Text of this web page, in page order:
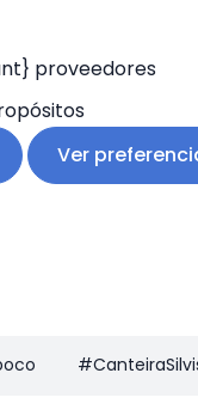
proveedores
Ver